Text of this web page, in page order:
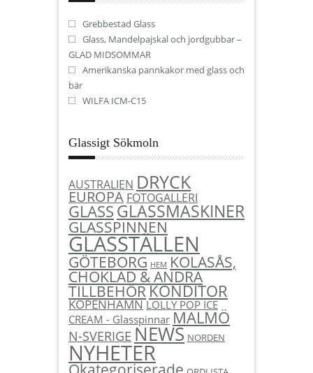
Grebbestad Glass
Glass, Mandelpajskal och jordgubbar –
GLAD MIDSOMMAR
Amerikanska pannkakor med glass och
bär
WILFA ICM-C15
Glassigt Sökmoln
AUSTRALIEN DRYCK
EUROPA FOTOGALLERI
GLASSGLASSMASKINER
GLASSPINNEN
GLASSTÄLLEN
GÖTEBORG HEM KOLASÅS,
CHOKLAD & ANDRA
TILLBEHÖRKONDITOR
KÖPENHAMN LOLLY POP ICE
CREAM - Glasspinnar MALMÖ
N-SVERIGE NEWS NORDEN
NYHETER